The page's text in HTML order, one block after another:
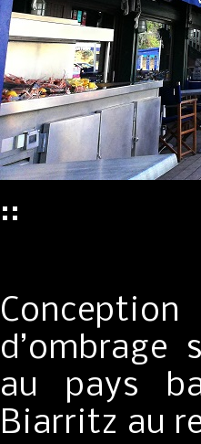
::
d’ombrage
au pays
Biarritz au